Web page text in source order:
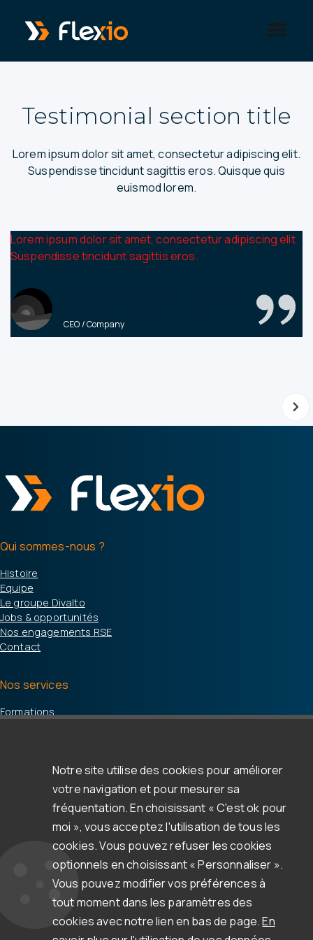
Testimonial section title
Lorem ipsum dolor sit amet, consectetur adipiscing elit.
Suspendisse tincidunt sagittis eros. Quisque quis
euismod lorem.
Lorem ipsum dolor sit amet, consectetur adipiscing elit.
Suspendisse tincidunt sagittis eros.
CEO / Company
Qui sommes-nous ?
Histoire
Equipe
Le groupe Divalto
Jobs & opportunités
Nos engagements RSE
Contact
Nos services
Formations
Ressources
Clients & témoignages
Newsletter
Documentation et autres ressources
Notre site utilise des cookies pour améliorer
votre navigation et pour mesurer sa
fréquentation. En choisissant « C'est ok pour
moi », vous acceptez l'utilisation de tous les
cookies. Vous pouvez refuser les cookies
optionnels en choisissant « Personnaliser ».
Vous pouvez modifier vos préférences à
tout moment dans les paramètres des
cookies avec notre lien en bas de page.En